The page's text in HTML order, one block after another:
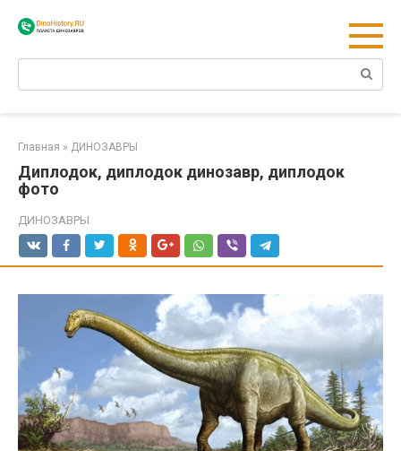
Главная » ДИНОЗАВРЫ
Диплодок, диплодок динозавр, диплодок
фото
ДИНОЗАВРЫ